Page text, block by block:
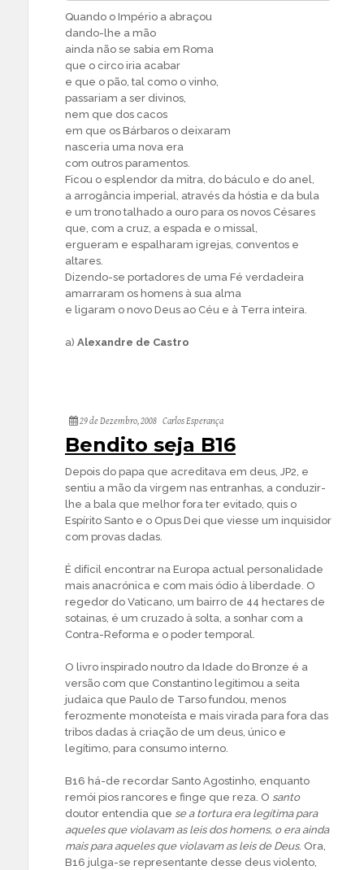
Quando o Império a abraçou
dando-lhe a mão
ainda não se sabia em Roma
que o circo iria acabar
e que o pão, tal como o vinho,
passariam a ser divinos,
nem que dos cacos
em que os Bárbaros o deixaram
nasceria uma nova era
com outros paramentos.
Ficou o esplendor da mitra, do báculo e do anel,
a arrogância imperial, através da hóstia e da bula
e um trono talhado a ouro para os novos Césares
que, com a cruz, a espada e o missal,
ergueram e espalharam igrejas, conventos e
altares.
Dizendo-se portadores de uma Fé verdadeira
amarraram os homens à sua alma
e ligaram o novo Deus ao Céu e à Terra inteira.
a) Alexandre de Castro
29 de Dezembro, 2008 Carlos Esperança
Bendito seja B16
Depois do papa que acreditava em deus, JP2, e
sentiu a mão da virgem nas entranhas, a conduzir-
lhe a bala que melhor fora ter evitado, quis o
Espírito Santo e o Opus Dei que viesse um inquisidor
com provas dadas.
É difícil encontrar na Europa actual personalidade
mais anacrónica e com mais ódio à liberdade. O
regedor do Vaticano, um bairro de 44 hectares de
sotainas, é um cruzado à solta, a sonhar com a
Contra-Reforma e o poder temporal.
O livro inspirado noutro da Idade do Bronze é a
versão com que Constantino legitimou a seita
judaica que Paulo de Tarso fundou, menos
ferozmente monoteísta e mais virada para fora das
tribos dadas à criação de um deus, único e
legítimo, para consumo interno.
B16 há-de recordar Santo Agostinho, enquanto
remói pios rancores e finge que reza. O santo
doutor entendia que se a tortura era legítima para
aqueles que violavam as leis dos homens, o era ainda
mais para aqueles que violavam as leis de Deus. Ora,
B16 julga-se representante desse deus violento,